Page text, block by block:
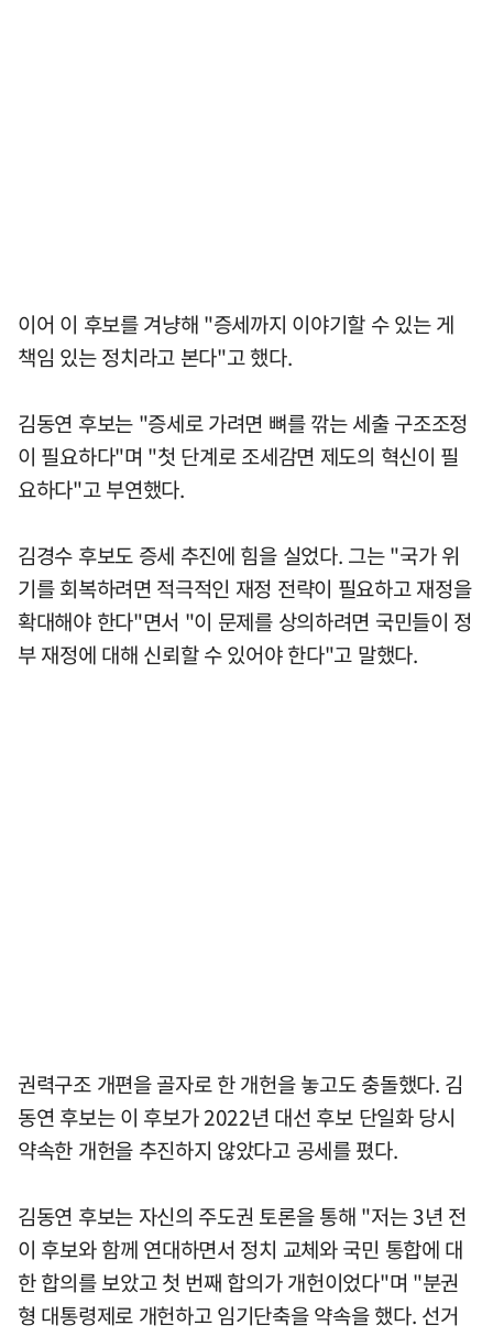
이어 이 후보를 겨냥해 "증세까지 이야기할 수 있는 게
책임 있는 정치라고 본다"고 했다.
김동연 후보는 "증세로 가려면 뼈를 깎는 세출 구조조정
이 필요하다"며 "첫 단계로 조세감면 제도의 혁신이 필
요하다"고 부연했다.
김경수 후보도 증세 추진에 힘을 실었다. 그는 "국가 위
기를 회복하려면 적극적인 재정 전략이 필요하고 재정을
확대해야 한다"면서 "이 문제를 상의하려면 국민들이 정
부 재정에 대해 신뢰할 수 있어야 한다"고 말했다.
권력구조 개편을 골자로 한 개헌을 놓고도 충돌했다. 김
동연 후보는 이 후보가 2022년 대선 후보 단일화 당시
약속한 개헌을 추진하지 않았다고 공세를 폈다.
김동연 후보는 자신의 주도권 토론을 통해 "저는 3년 전
이 후보와 함께 연대하면서 정치 교체와 국민 통합에 대
한 합의를 보았고 첫 번째 합의가 개헌이었다"며 "분권
형 대통령제로 개헌하고 임기단축을 약속을 했다. 선거